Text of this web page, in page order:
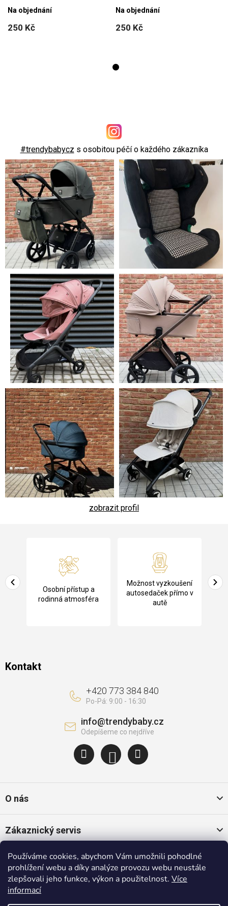
Používáme cookies, abychom Vám umožnili pohodlné
prohlížení webu a díky analýze provozu webu neustále
zlepšovali jeho funkce, výkon a použitelnost. Více
informací
250 Kč
Na objednání
250 Kč
Na objednání
#trendybabycz s osobitou péčí o každého zákazníka
zobrazit profil
a
Osobní přístup a
rodinná atmosféra
Možnost vyzkoušení
autosedaček přímo v
autě
Kontakt
info@trendybaby.cz
+420 773 384 840
O nás
Zákaznický servis
Oblíbené kategorie
Populární značky